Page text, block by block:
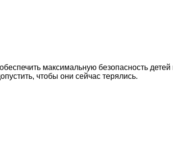
максимальную безопасность
чтобы они сейчас терялись.